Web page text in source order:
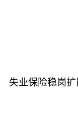
失业保险稳岗